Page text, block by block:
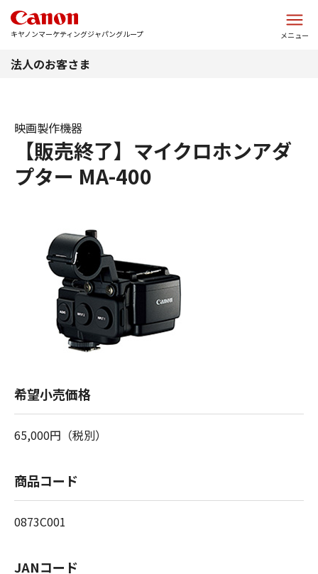
キヤノンマーケティングジャパングループ メニュー
法人のお客さま
【販売終了】マイクロホンアダ
プター MA-400
映画製作機器
希望小売価格
65,000円（税別）
商品コード
0873C001
JANコード